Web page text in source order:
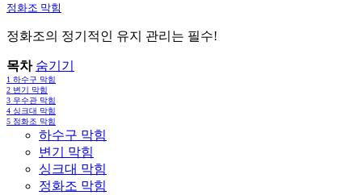
정화조 막힘
정화조의 정기적인 유지 관리는 필수!
목차 숨기기
1 하수구 막힘
2 변기 막힘
3 우수관 막힘
4 싱크대 막힘
5 정화조 막힘
하수구 막힘
변기 막힘
싱크대 막힘
정화조 막힘